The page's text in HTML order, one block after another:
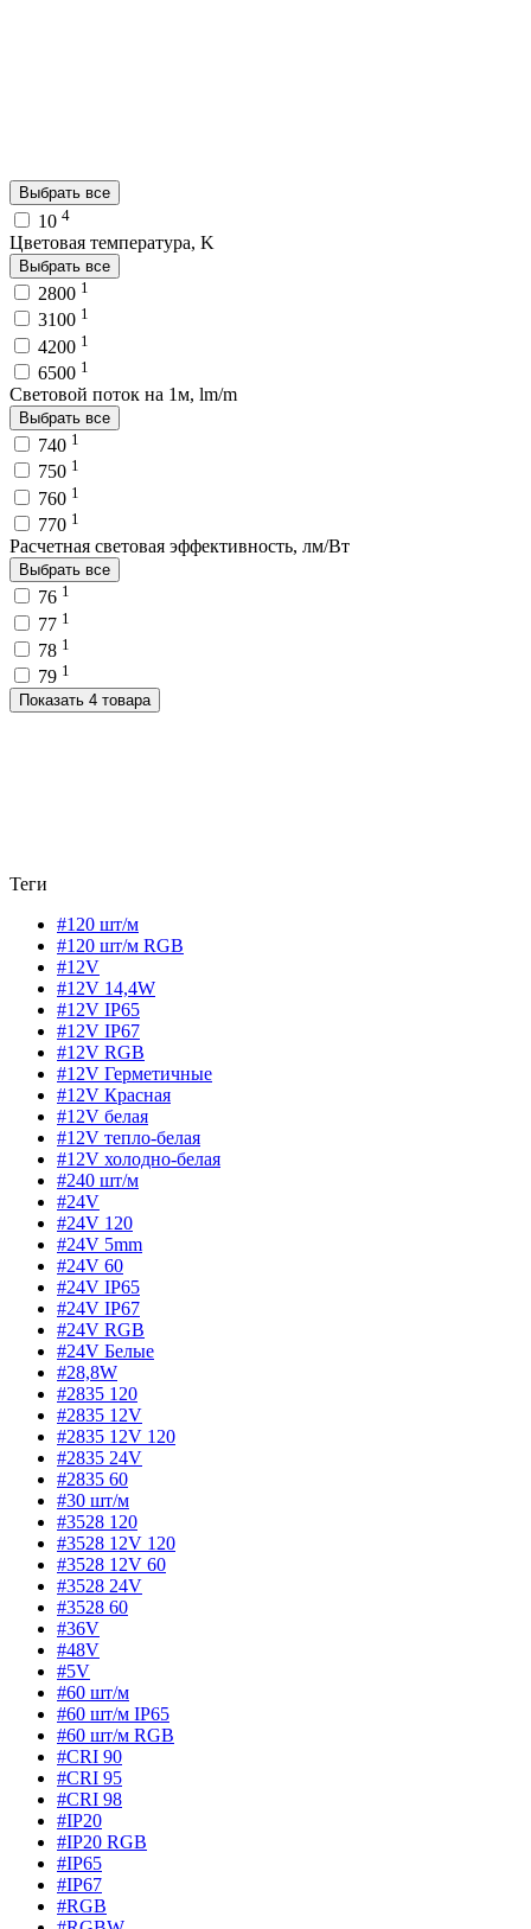
Выбрать все
10 4
Цветовая температура, K
Выбрать все
2800 1
3100 1
4200 1
6500 1
Световой поток на 1м, lm/m
Выбрать все
740 1
750 1
760 1
770 1
Расчетная световая эффективность, лм/Вт
Выбрать все
76 1
77 1
78 1
79 1
Показать 4 товара
Теги
#120 шт/м
#120 шт/м RGB
#12V
#12V 14,4W
#12V IP65
#12V IP67
#12V RGB
#12V Герметичные
#12V Красная
#12V белая
#12V тепло-белая
#12V холодно-белая
#240 шт/м
#24V
#24V 120
#24V 5mm
#24V 60
#24V IP65
#24V IP67
#24V RGB
#24V Белые
#28,8W
#2835 120
#2835 12V
#2835 12V 120
#2835 24V
#2835 60
#30 шт/м
#3528 120
#3528 12V 120
#3528 12V 60
#3528 24V
#3528 60
#36V
#48V
#5V
#60 шт/м
#60 шт/м IP65
#60 шт/м RGB
#CRI 90
#CRI 95
#CRI 98
#IP20
#IP20 RGB
#IP65
#IP67
#RGB